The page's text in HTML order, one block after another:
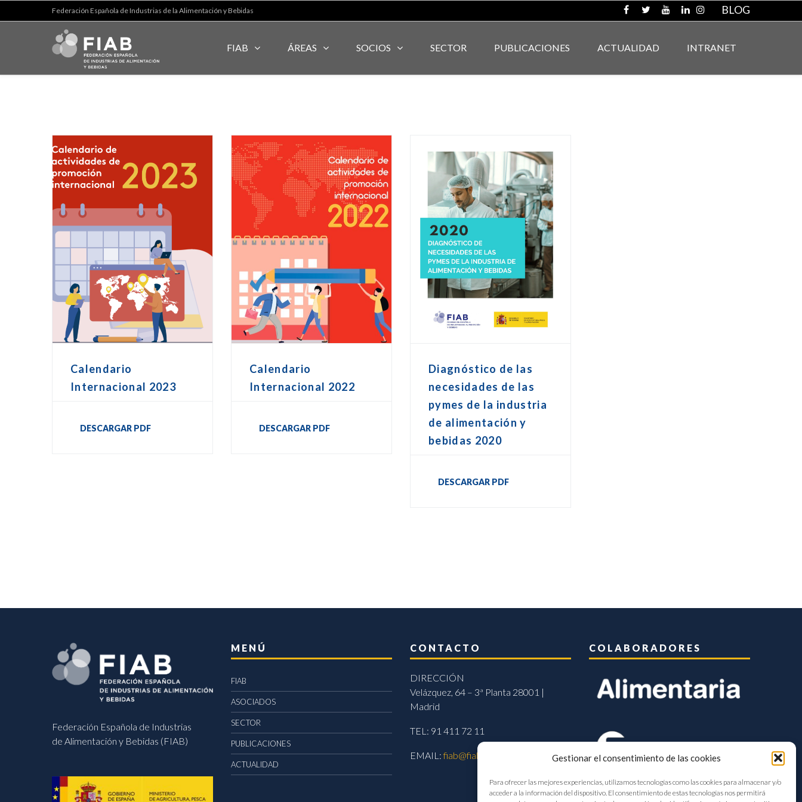
Gestionar el consentimiento de las cookies
Para ofrecer las mejores experiencias, utilizamos tecnologías como las cookies para almacenar y/o
acceder a la información del dispositivo. El consentimiento de estas tecnologías nos permitirá
Federación Española de Industrias de la Alimentación y Bebidas BLOG
FIAB ÁREAS SOCIOS SECTOR PUBLICACIONES ACTUALIDAD INTRANET
Calendario
Internacional 2023
DESCARGAR PDF
Calendario
Internacional 2022
DESCARGAR PDF
Diagnóstico de las
necesidades de las
pymes de la industria
de alimentación y
bebidas 2020
DESCARGAR PDF
Federación Española de Industrias
de Alimentación y Bebidas (FIAB)
MENÚ
FIAB
ASOCIADOS
SECTOR
PUBLICACIONES
ACTUALIDAD
CONTACTO
DIRECCIÓN
Velázquez, 64 – 3ª Planta 28001 |
Madrid
TEL: 91 411 72 11
EMAIL:fiab@fiab.es
COLABORADORES